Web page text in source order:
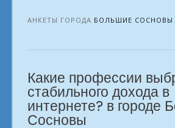
на
АНКЕТЫ ГОРОДА БОЛЬШИЕ СОСНОВЫ
Какие профессии
стабильного дохода в
интернете? в городе
Сосновы